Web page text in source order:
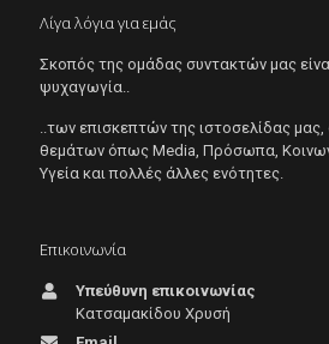
Λίγα λόγια για εμάς
Σκοπός της ομάδας συντακτών μας
ψυχαγωγία..
..των επισκεπτών της ιστοσελίδας
θεμάτων όπως Μedia, Πρόσωπα,
Υγεία και πολλές άλλες ενότητες.
Επικοινωνία
Υπεύθυνη επικοινωνίας
Κατσαμακίδου Χρυσή